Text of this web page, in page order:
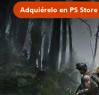
Adquiérelo en PS Store